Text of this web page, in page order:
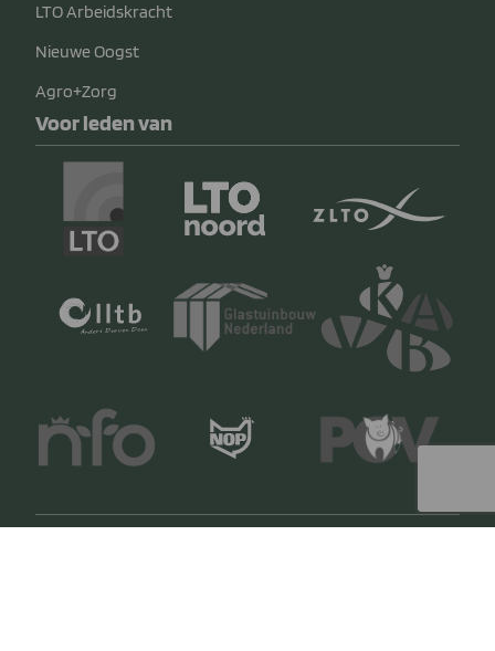
LTO Arbeidskracht
Nieuwe Oogst
Agro+Zorg
Voor leden van